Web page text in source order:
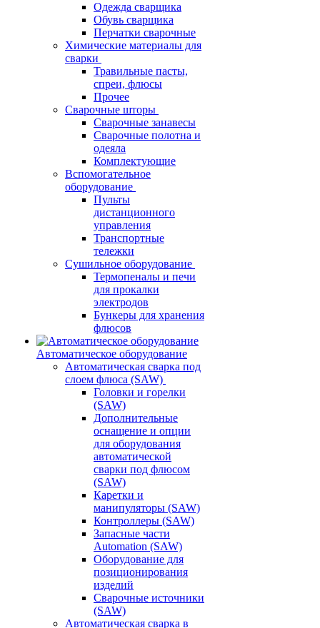
Одежда сварщика
Обувь сварщика
Перчатки сварочные
Химические материалы для
сварки
Травильные пасты,
спреи, флюсы
Прочее
Сварочные шторы
Сварочные занавесы
Сварочные полотна и
одеяла
Комплектующие
Вспомогательное
оборудование
Пульты
дистанционного
управления
Транспортные
тележки
Сушильное оборудование
Термопеналы и печи
для прокалки
электродов
Бункеры для хранения
флюсов
Автоматическое оборудование
Автоматическая сварка под
слоем флюса (SAW)
Головки и горелки
(SAW)
Дополнительные
оснащение и опции
для оборудования
автоматической
сварки под флюсом
(SAW)
Каретки и
манипуляторы (SAW)
Контроллеры (SAW)
Запасные части
Automation (SAW)
Оборудование для
позиционирования
изделий
Сварочные источники
(SAW)
Автоматическая сварка в